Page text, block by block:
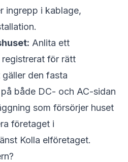
ingrepp i kablage,
Anlita ett
för rätt
den fasta
både DC- och AC-sidan
som försörjer huset
företaget i
Kolla elföretaget.